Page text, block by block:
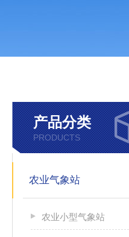
产品分类
PRODUCTS
农业气象站
农业小型气象站